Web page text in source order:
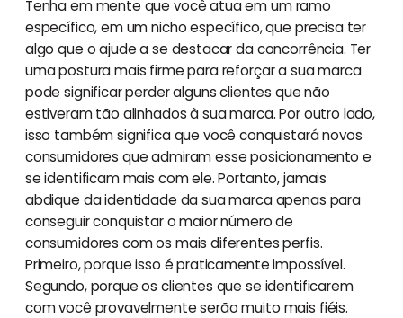
Tenha em mente que você atua em um ramo
específico, em um nicho específico, que precisa ter
algo que o ajude a se destacar da concorrência. Ter
uma postura mais firme para reforçar a sua marca
pode significar perder alguns clientes que não
estiveram tão alinhados à sua marca. Por outro lado,
isso também significa que você conquistará novos
consumidores que admiram esseposicionamentoe
se identificam mais com ele. Portanto, jamais
abdique da identidade da sua marca apenas para
conseguir conquistar o maior número de
consumidores com os mais diferentes perfis.
Primeiro, porque isso é praticamente impossível.
Segundo, porque os clientes que se identificarem
com você provavelmente serão muito mais fiéis.